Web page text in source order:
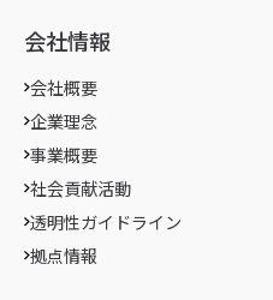
会社情報
会社概要
企業理念
事業概要
社会貢献活動
透明性ガイドライン
拠点情報